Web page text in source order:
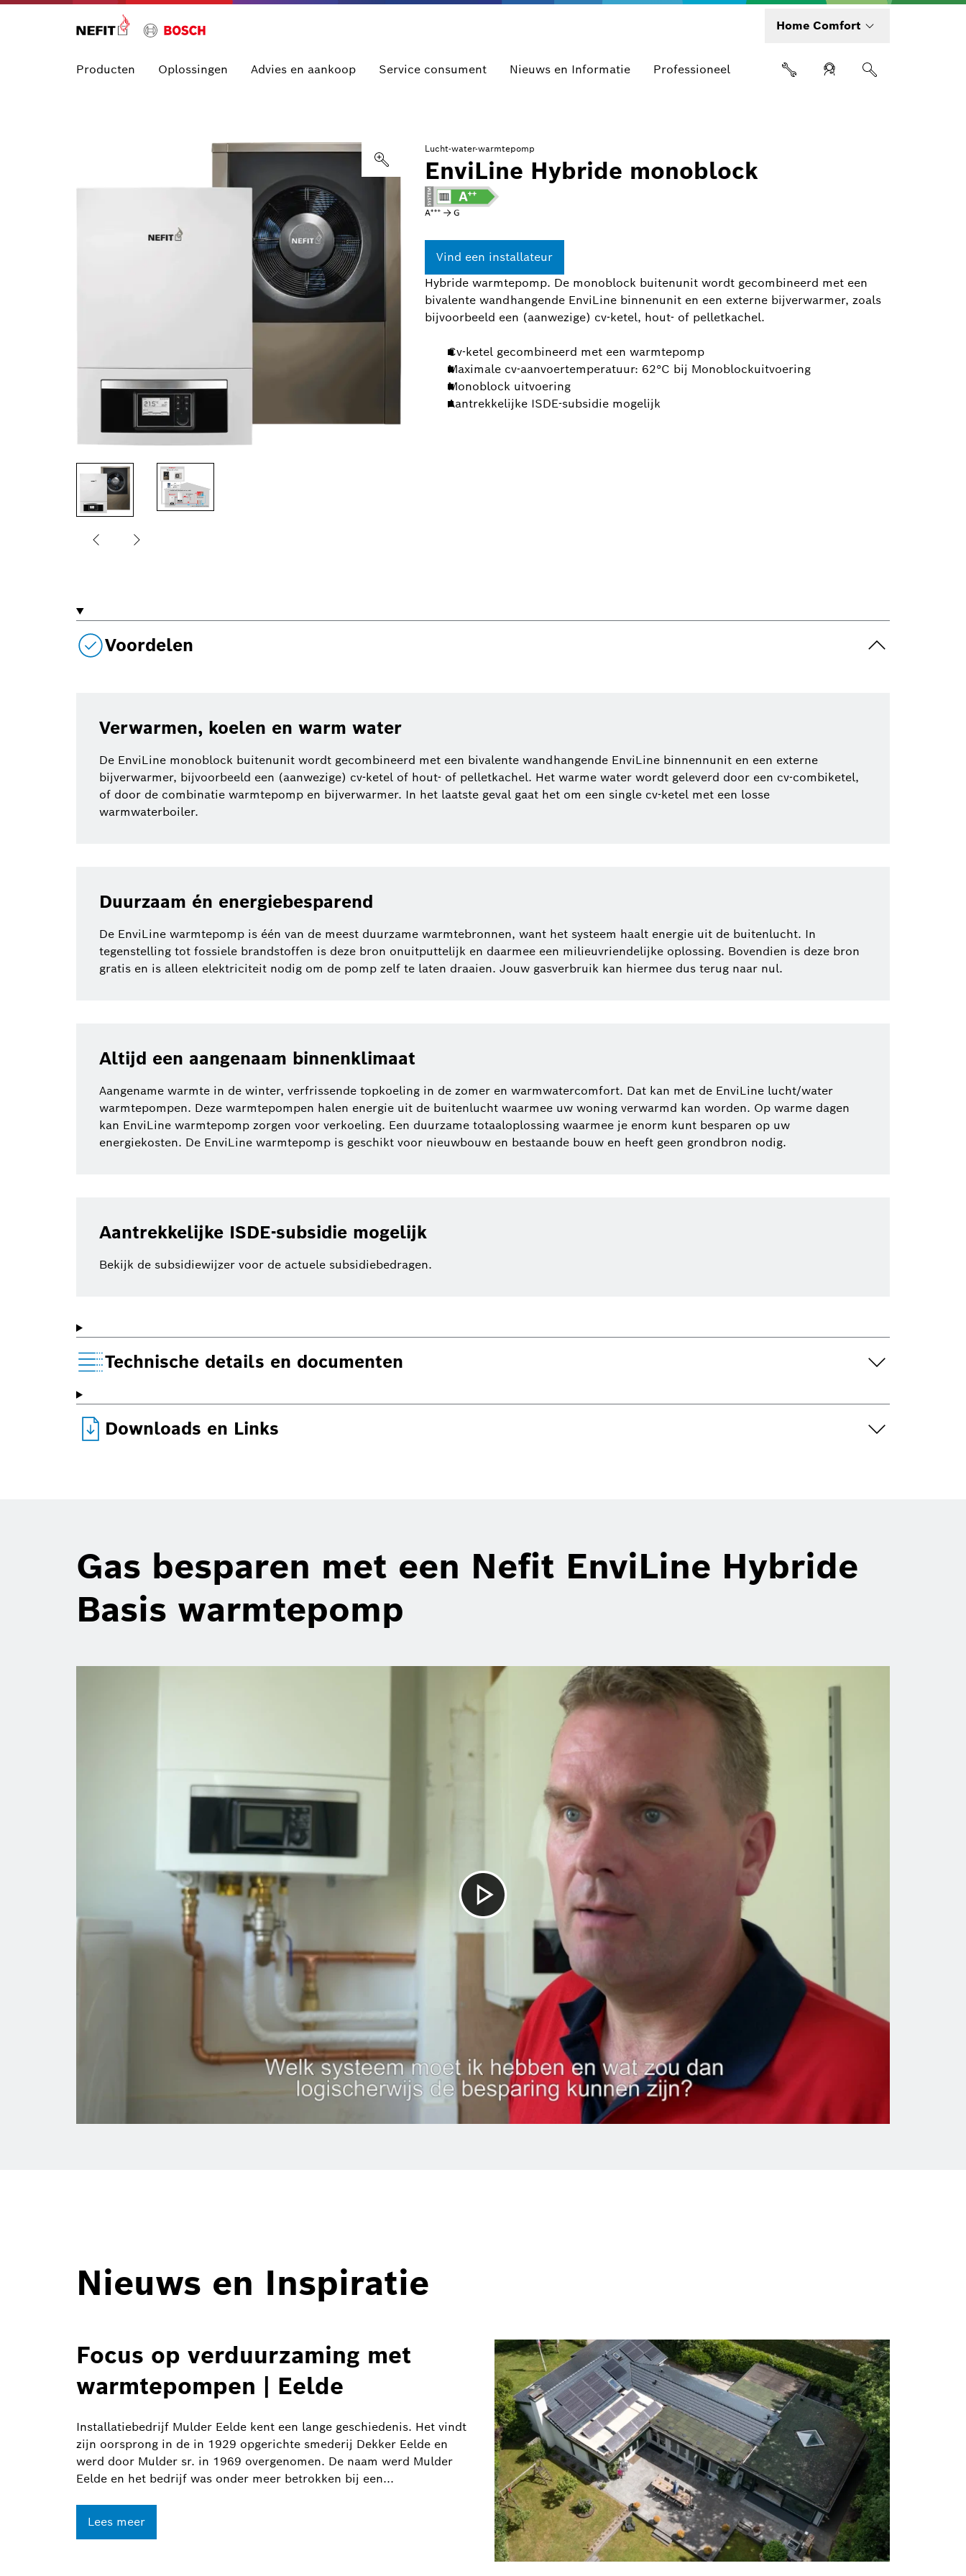
Home Comfort
Producten Oplossingen Advies en aankoop Service consument Nieuws en Informatie Professioneel
Lucht-water-warmtepomp
EnviLine Hybride monoblock
Vind een installateur
Hybride warmtepomp. De monoblock buitenunit wordt gecombineerd met een
bivalente wandhangende EnviLine binnenunit en een externe bijverwarmer, zoals
bijvoorbeeld een (aanwezige) cv-ketel, hout- of pelletkachel.
Cv-ketel gecombineerd met een warmtepomp
Maximale cv-aanvoertemperatuur: 62°C bij Monoblockuitvoering
Monoblock uitvoering
Aantrekkelijke ISDE-subsidie mogelijk
Voordelen
Verwarmen, koelen en warm water
De EnviLine monoblock buitenunit wordt gecombineerd met een bivalente wandhangende EnviLine binnennunit en een externe
bijverwarmer, bijvoorbeeld een (aanwezige) cv-ketel of hout- of pelletkachel. Het warme water wordt geleverd door een cv-combiketel,
of door de combinatie warmtepomp en bijverwarmer. In het laatste geval gaat het om een single cv-ketel met een losse
warmwaterboiler.
Duurzaam én energiebesparend
De EnviLine warmtepomp is één van de meest duurzame warmtebronnen, want het systeem haalt energie uit de buitenlucht. In
tegenstelling tot fossiele brandstoffen is deze bron onuitputtelijk en daarmee een milieuvriendelijke oplossing. Bovendien is deze bron
gratis en is alleen elektriciteit nodig om de pomp zelf te laten draaien. Jouw gasverbruik kan hiermee dus terug naar nul.
Altijd een aangenaam binnenklimaat
Aangename warmte in de winter, verfrissende topkoeling in de zomer en warmwatercomfort. Dat kan met de EnviLine lucht/water
warmtepompen. Deze warmtepompen halen energie uit de buitenlucht waarmee uw woning verwarmd kan worden. Op warme dagen
kan EnviLine warmtepomp zorgen voor verkoeling. Een duurzame totaaloplossing waarmee je enorm kunt besparen op uw
energiekosten. De EnviLine warmtepomp is geschikt voor nieuwbouw en bestaande bouw en heeft geen grondbron nodig.
Aantrekkelijke ISDE-subsidie mogelijk
Bekijk de subsidiewijzer voor de actuele subsidiebedragen.
Technische details en documenten
Downloads en Links
Gas besparen met een Nefit EnviLine Hybride
Basis warmtepomp
Nieuws en Inspiratie
Focus op verduurzaming met
warmtepompen | Eelde
Installatiebedrijf Mulder Eelde kent een lange geschiedenis. Het vindt
zijn oorsprong in de in 1929 opgerichte smederij Dekker Eelde en
werd door Mulder sr. in 1969 overgenomen. De naam werd Mulder
Eelde en het bedrijf was onder meer betrokken bij een...
Lees meer